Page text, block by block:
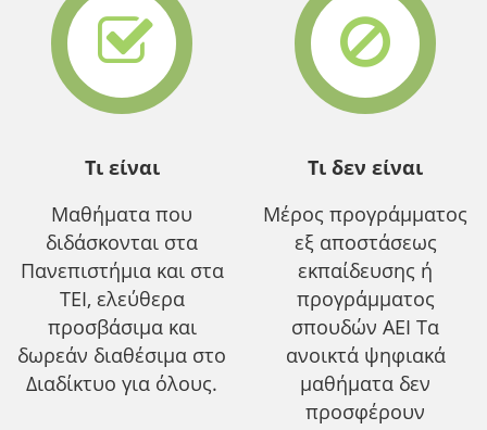
Τι είναι
Μαθήματα που
διδάσκονται στα
Πανεπιστήμια και στα
ΤΕΙ, ελεύθερα
προσβάσιμα και
δωρεάν διαθέσιμα στο
Διαδίκτυο για όλους.
Τι δεν είναι
Μέρος προγράμματος
εξ αποστάσεως
εκπαίδευσης ή
προγράμματος
σπουδών ΑΕΙ Τα
ανοικτά ψηφιακά
μαθήματα δεν
προσφέρουν